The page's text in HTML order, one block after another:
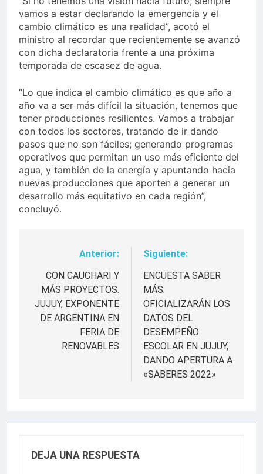
vamos a estar declarando la emergencia y el
cambio climático es una realidad”, acotó el
ministro al recordar que recientemente se avanzó
con dicha declaratoria frente a una próxima
temporada de escasez de agua.
“Lo que indica el cambio climático es que año a
año va a ser más difícil la situación, tenemos que
tener producciones resilientes. Vamos a trabajar
con todos los sectores, tratando de ir dando
pasos que no son fáciles; generando programas
operativos que permitan un uso más eficiente del
agua, y también de la energía y apuntando hacia
nuevas producciones que aporten a generar un
desarrollo más equitativo en cada región”,
concluyó.
Navegación
entradas
Anterior:
CON CAUCHARI Y
MÁS PROYECTOS.
JUJUY, EXPONENTE
DE ARGENTINA EN
FERIA DE
RENOVABLES
Siguiente:
ENCUESTA SABER
MÁS.
OFICIALIZARÁN LOS
DATOS DEL
DESEMPEÑO
ESCOLAR EN JUJUY,
DANDO APERTURA A
«SABERES 2022»
DEJA UNA RESPUESTA